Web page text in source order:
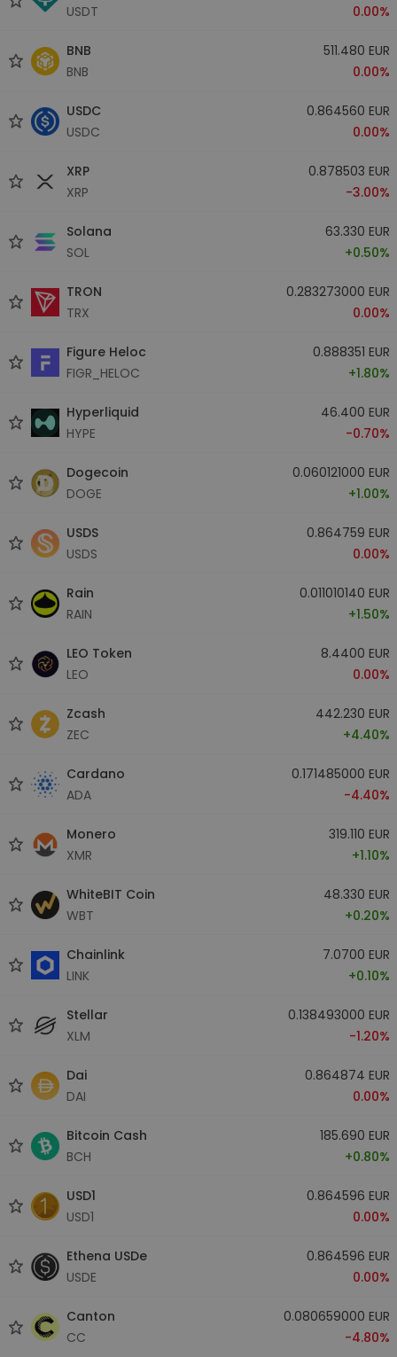
USDT
0.00%
BNB
BNB
511.480 EUR
0.00%
USDC
USDC
0.864560 EUR
0.00%
XRP
XRP
0.878503 EUR
-3.00%
Solana
SOL
63.330 EUR
+0.50%
TRON
TRX
0.283273000 EUR
0.00%
Figure Heloc
FIGR_HELOC
0.888351 EUR
+1.80%
Hyperliquid
HYPE
46.400 EUR
-0.70%
Dogecoin
DOGE
0.060121000 EUR
+1.00%
USDS
USDS
0.864759 EUR
0.00%
Rain
RAIN
0.011010140 EUR
+1.50%
LEO Token
LEO
8.4400 EUR
0.00%
Zcash
ZEC
442.230 EUR
+4.40%
Cardano
ADA
0.171485000 EUR
-4.40%
Monero
XMR
319.110 EUR
+1.10%
WhiteBIT Coin
WBT
48.330 EUR
+0.20%
Chainlink
LINK
7.0700 EUR
+0.10%
Stellar
XLM
0.138493000 EUR
-1.20%
Dai
DAI
0.864874 EUR
0.00%
Bitcoin Cash
BCH
185.690 EUR
+0.80%
USD1
USD1
0.864596 EUR
0.00%
Ethena USDe
USDE
0.864596 EUR
0.00%
Canton
CC
0.080659000 EUR
-4.80%